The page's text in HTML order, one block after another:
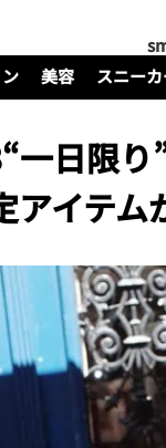
美容 スニー
一日限
アイテム